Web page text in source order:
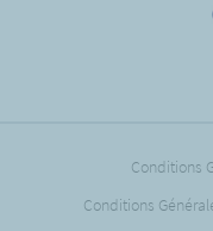
Conditions
Conditions